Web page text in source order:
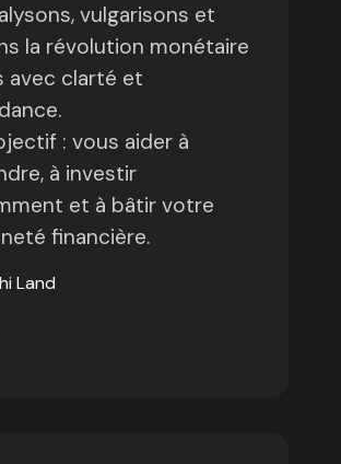
vulgarisons et
la révolution monétaire
avec clarté et
: vous aider à
à investir
et à bâtir votre
financière.
Land